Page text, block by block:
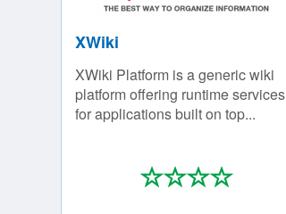
XWiki
XWiki Platform is a generic wiki
platform offering runtime services
for applications built on top...
****
0/4